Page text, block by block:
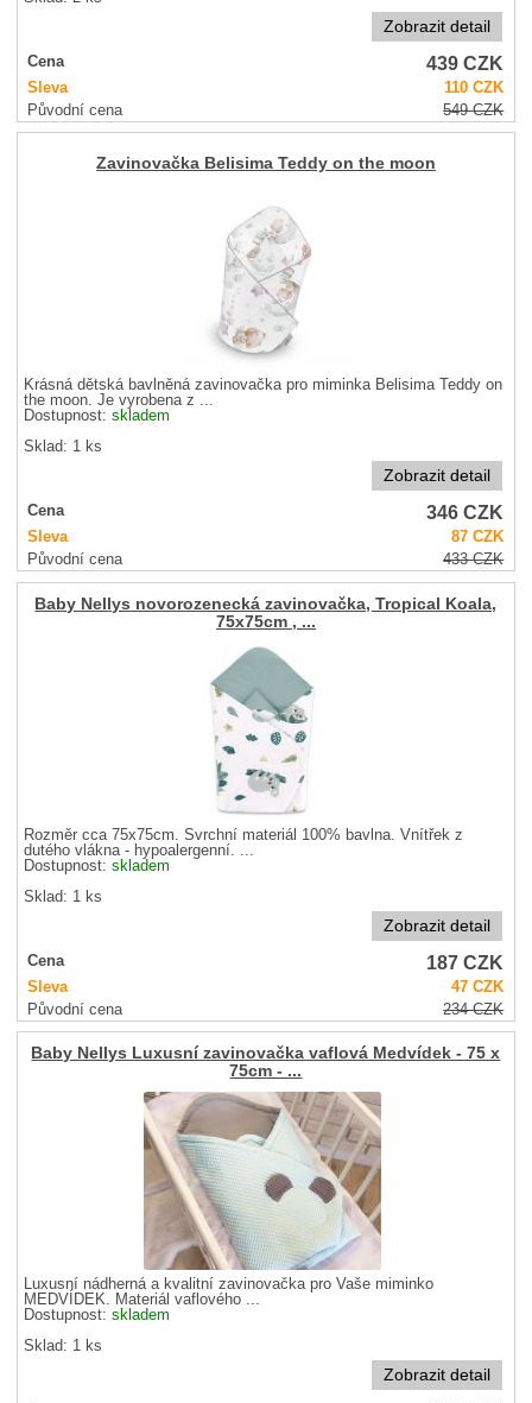
Zobrazit detail
Cena 439CZK
Sleva 110CZK
Původní cena
549CZK
Zavinovačka Belisima Teddy on the moon
Krásná dětská bavlněná zavinovačka pro miminka Belisima Teddy on
the moon. Je vyrobena z ...
Dostupnost:skladem
Sklad: 1 ks
Zobrazit detail
Cena 346CZK
Sleva 87CZK
Původní cena
433CZK
Baby Nellys novorozenecká zavinovačka, Tropical Koala,
75x75cm , ...
Rozměr cca 75x75cm. Svrchní materiál 100% bavlna. Vnítřek z
dutého vlákna - hypoalergenní. ...
Dostupnost:skladem
Sklad: 1 ks
Zobrazit detail
Cena 187CZK
Sleva 47CZK
Původní cena
234CZK
Baby Nellys Luxusní zavinovačka vaflová Medvídek - 75 x
75cm - ...
Luxusní nádherná a kvalitní zavinovačka pro Vaše miminko
MEDVÍDEK. Materiál vaflového ...
Dostupnost:skladem
Sklad: 1 ks
Zobrazit detail